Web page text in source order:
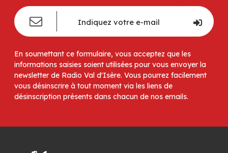
En soumettant ce formulaire, vous acceptez que les
informations saisies soient utilisées pour vous envoyer la
newsletter de Radio Val d'Isère. Vous pourrez facilement
vous désinscrire à tout moment via les liens de
désinscription présents dans chacun de nos emails.